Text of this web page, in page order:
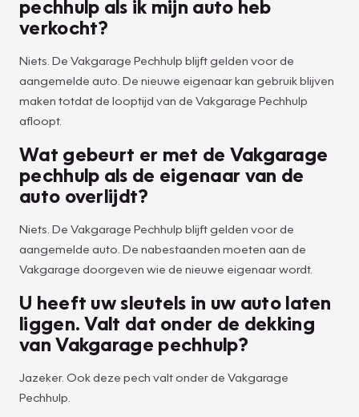
pechhulp als ik mijn auto heb
verkocht?
Niets. De Vakgarage Pechhulp blijft gelden voor de
aangemelde auto. De nieuwe eigenaar kan gebruik blijven
maken totdat de looptijd van de Vakgarage Pechhulp
afloopt.
Wat gebeurt er met de Vakgarage
pechhulp als de eigenaar van de
auto overlijdt?
Niets. De Vakgarage Pechhulp blijft gelden voor de
aangemelde auto. De nabestaanden moeten aan de
Vakgarage doorgeven wie de nieuwe eigenaar wordt.
U heeft uw sleutels in uw auto laten
liggen. Valt dat onder de dekking
van Vakgarage pechhulp?
Jazeker. Ook deze pech valt onder de Vakgarage
Pechhulp.